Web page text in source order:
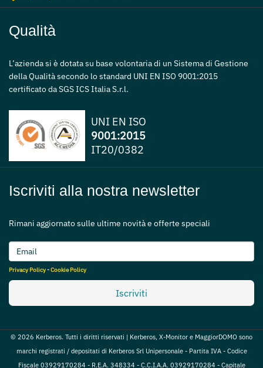
Qualità
L’azienda si è dotata su base volontaria di un Sistema di Gestione
della Qualità secondo lo standard UNI EN ISO 9001:2015
certificato da SGS ICS Italia S.r.l.
UNI EN ISO
9001:2015
IT20/0382
Iscriviti alla nostra newsletter
Rimani aggiornato sulle ultime novità e offerte speciali
Privacy Policy-Cookie Policy
Iscriviti
© 2026 Kerberos. Tutti i diritti riservati | Kerberos, X-Monitor e MaggiorDOMO sono
marchi registrati / depositati di Kerberos Srl Unipersonale - Partita IVA - Codice
Fiscale 03929170284 - R.E.A. 348334 - C.C.I.A.A. 03929170284 - Capitale